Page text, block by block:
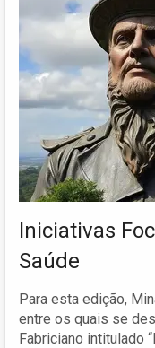
Iniciativas
Saúde
Para esta edição,
entre os quais se
Fabriciano intitulado